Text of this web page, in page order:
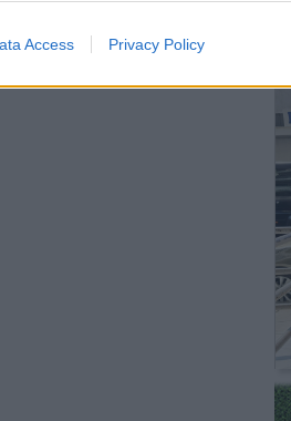
Access Privacy Policy